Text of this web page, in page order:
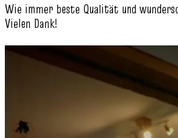
Wie immer beste Qualität und
Vielen Dank!